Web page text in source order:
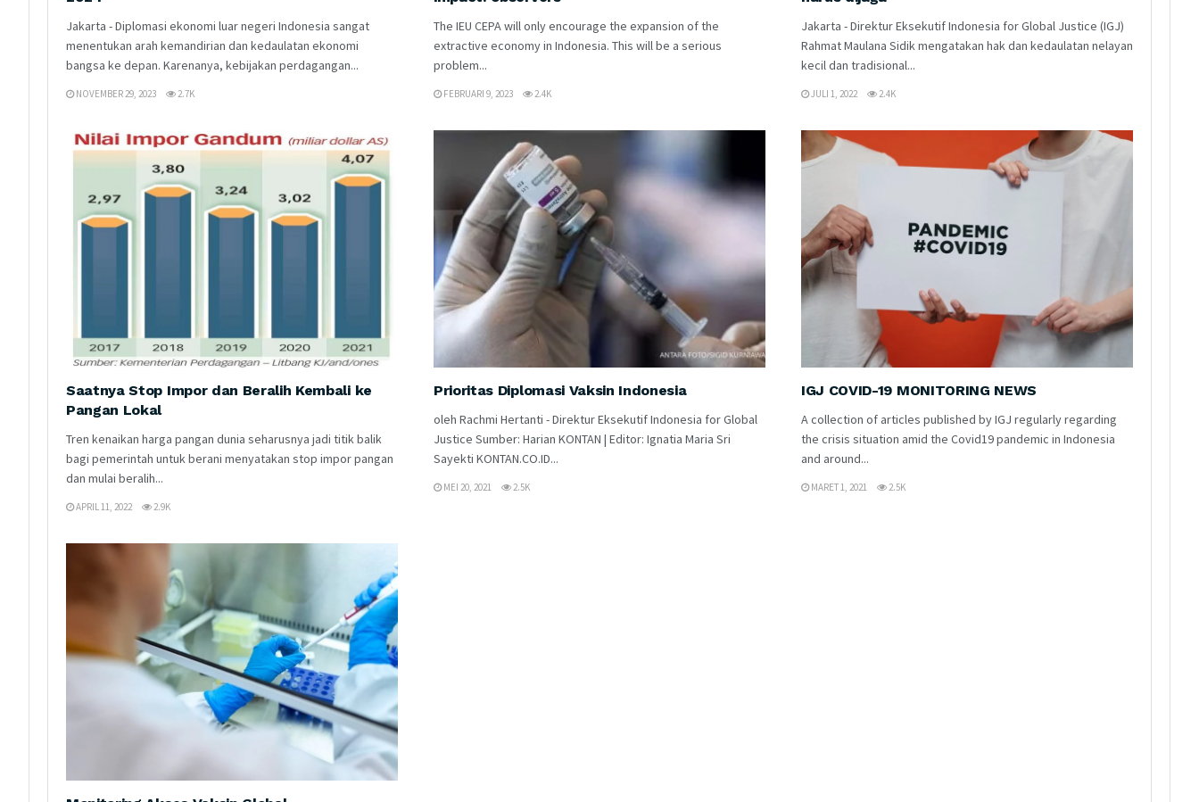
Jakarta - Diplomasi ekonomi luar negeri Indonesia sangat
menentukan arah kemandirian dan kedaulatan ekonomi
bangsa ke depan. Karenanya, kebijakan perdagangan...
NOVEMBER 29, 2023 2.7K
The IEU CEPA will only encourage the expansion of the
extractive economy in Indonesia. This will be a serious
problem...
FEBRUARI 9, 2023 2.4K
Jakarta - Direktur Eksekutif Indonesia for Global Justice (IGJ)
Rahmat Maulana Sidik mengatakan hak dan kedaulatan nelayan
kecil dan tradisional...
JULI 1, 2022 2.4K
Saatnya Stop Impor dan Beralih Kembali ke
Pangan Lokal
Tren kenaikan harga pangan dunia seharusnya jadi titik balik
bagi pemerintah untuk berani menyatakan stop impor pangan
dan mulai beralih...
APRIL 11, 2022 2.9K
Prioritas Diplomasi Vaksin Indonesia
oleh Rachmi Hertanti - Direktur Eksekutif Indonesia for Global
Justice Sumber: Harian KONTAN | Editor: Ignatia Maria Sri
Sayekti KONTAN.CO.ID...
MEI 20, 2021 2.5K
IGJ COVID-19 MONITORING NEWS
A collection of articles published by IGJ regularly regarding
the crisis situation amid the Covid19 pandemic in Indonesia
and around...
MARET 1, 2021 2.5K